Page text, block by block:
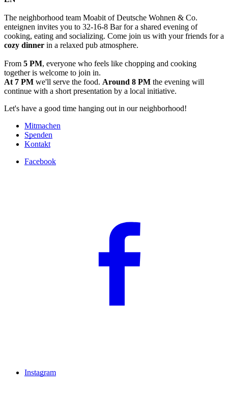
The neighborhood team Moabit of Deutsche Wohnen & Co.
enteignen invites you to 32-16-8 Bar for a shared evening of
cooking, eating and socializing. Come join us with your friends for a
cozy dinner in a relaxed pub atmosphere.
From 5 PM, everyone who feels like chopping and cooking
together is welcome to join in.
At 7 PM we'll serve the food. Around 8 PM the evening will
continue with a short presentation by a local initiative.
Let's have a good time hanging out in our neighborhood!
Mitmachen
Spenden
Kontakt
Facebook
Instagram